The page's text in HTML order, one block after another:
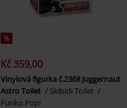
%
Kč 359,00
Vinylová figurka č.2368 Juggernaut
Astro Toilet
Skibidi Toilet
Funko Pop!